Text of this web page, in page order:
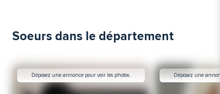
Soeurs dans le département
Déposez une annonce pour voir les photos. Déposez une